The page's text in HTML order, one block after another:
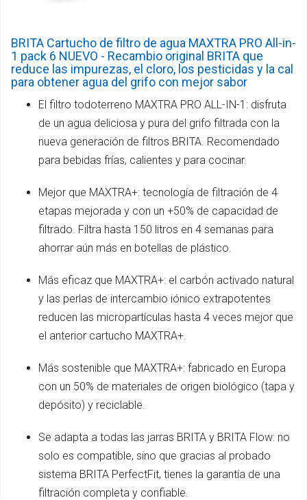
BRITA Cartucho de filtro de agua MAXTRA PRO All-in-
1 pack 6 NUEVO - Recambio original BRITA que
reduce las impurezas, el cloro, los pesticidas y la cal
para obtener agua del grifo con mejor sabor
El filtro todoterreno MAXTRA PRO ALL-IN-1: disfruta
de un agua deliciosa y pura del grifo filtrada con la
nueva generación de filtros BRITA. Recomendado
para bebidas frías, calientes y para cocinar.
Mejor que MAXTRA+: tecnología de filtración de 4
etapas mejorada y con un +50% de capacidad de
filtrado. Filtra hasta 150 litros en 4 semanas para
ahorrar aún más en botellas de plástico.
Más eficaz que MAXTRA+: el carbón activado natural
y las perlas de intercambio iónico extrapotentes
reducen las micropartículas hasta 4 veces mejor que
el anterior cartucho MAXTRA+.
Más sostenible que MAXTRA+: fabricado en Europa
con un 50% de materiales de origen biológico (tapa y
depósito) y reciclable.
Se adapta a todas las jarras BRITA y BRITA Flow: no
solo es compatible, sino que gracias al probado
sistema BRITA PerfectFit, tienes la garantía de una
filtración completa y confiable.